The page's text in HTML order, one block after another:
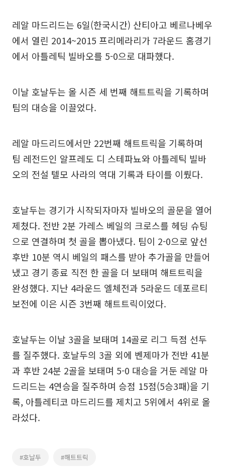
레알 마드리드는 6일(한국시간) 산티아고 베르나베우
에서 열린 2014~2015 프리메라리가 7라운드 홈경기
에서 아틀레틱 빌바오를 5-0으로 대파했다.
이날 호날두는 올 시즌 세 번째 해트트릭을 기록하며
팀의 대승을 이끌었다.
레알 마드리드에서만 22번째 해트트릭을 기록하며
팀 레전드인 알프레도 디 스테파뇨와 아틀레틱 빌바
오의 전설 텔모 사라의 역대 기록과 타이를 이뤘다.
호날두는 경기가 시작되자마자 빌바오의 골문을 열어
제쳤다. 전반 2분 가레스 베일의 크로스를 헤딩 슈팅
으로 연결하며 첫 골을 뽑아냈다. 팀이 2-0으로 앞선
후반 10분 역시 베일의 패스를 받아 추가골을 만들어
냈고 경기 종료 직전 한 골을 더 보태며 해트트릭을
완성했다. 지난 4라운드 엘체전과 5라운드 데포르티
보전에 이은 시즌 3번째 해트트릭이었다.
호날두는 이날 3골을 보태며 14골로 리그 득점 선두
를 질주했다. 호날두의 3골 외에 벤제마가 전반 41분
과 후반 24분 2골을 보태며 5-0 대승을 거둔 레알 마
드리드는 4연승을 질주하며 승점 15점(5승3패)을 기
록, 아틀레티코 마드리드를 제치고 5위에서 4위로 올
라섰다.
#호날두 #해트트릭